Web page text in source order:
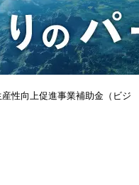
性向上促進事業補助金（ビジ